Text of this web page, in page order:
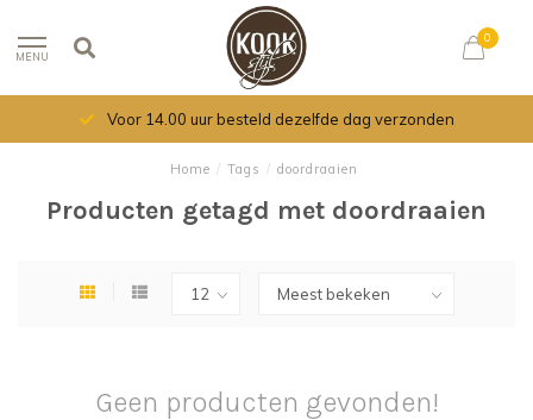
MENU
0
Voor 14.00 uur besteld dezelfde dag verzonden
Home / Tags / doordraaien
Producten getagd met doordraaien
Geen producten gevonden!